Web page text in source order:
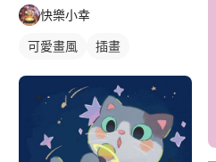
快樂小幸
可愛畫風 插畫